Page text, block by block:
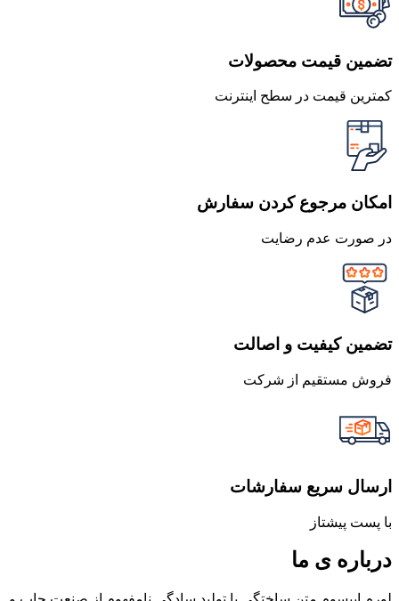
تضمین قیمت محصولات
کمترین قیمت در سطح اینترنت
امکان مرجوع کردن سفارش
در صورت عدم رضایت
تضمین کیفیت و اصالت
فروش مستقیم از شرکت
ارسال سریع سفارشات
با پست پیشتاز
درباره ی ما